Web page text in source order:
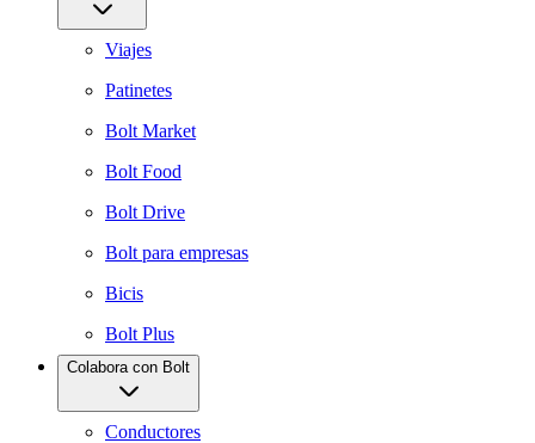
Viajes
Patinetes
Bolt Market
Bolt Food
Bolt Drive
Bolt para empresas
Bicis
Bolt Plus
Colabora con Bolt
Conductores